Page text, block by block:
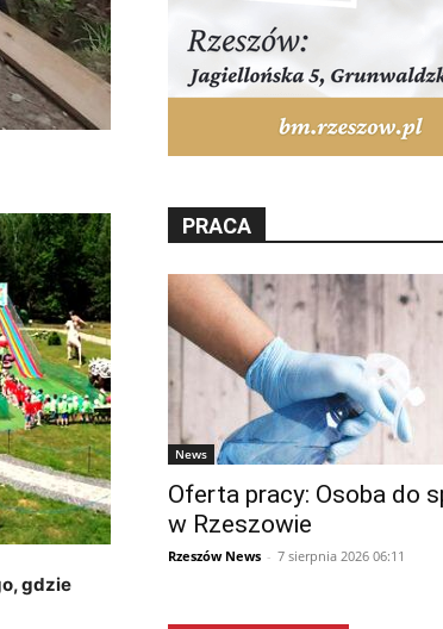
gdzie
PRACA
News
Oferta pracy: Osoba do
w Rzeszowie
Rzeszów News - 7 sierpnia 2026 06:11